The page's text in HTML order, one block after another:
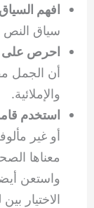
افهم السياق
سياق النص
احرص على
أن الجمل
والإملائية.
استخدم
أو غير
معناها
واستعن
الاختيار